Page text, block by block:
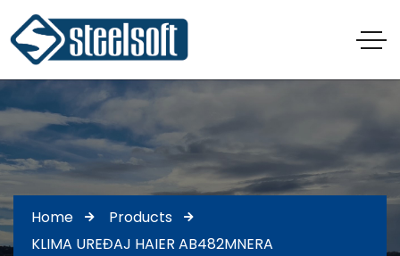
Home
Products
KLIMA UREĐAJ HAIER AB482MNERA